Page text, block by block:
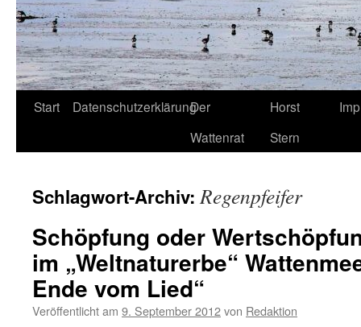
Start DatenschutzerklärungDer
Wattenrat
Horst
Stern
Schlagwort-Archiv:Regenpfeifer
Schöpfung oder
im „Weltnaturerbe“
Ende vom Lied“
Veröffentlicht am 9. September 2012von Redaktion